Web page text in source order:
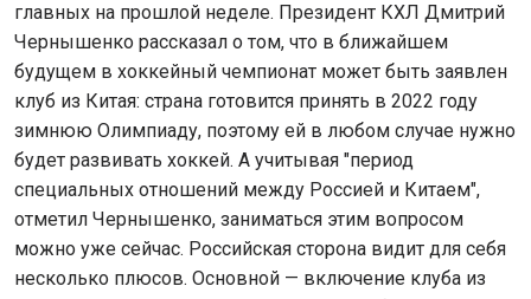
главных на прошлой неделе. Президент КХЛ Дмитрий
Чернышенко рассказал о том, что в ближайшем
будущем в хоккейный чемпионат может быть заявлен
клуб из Китая: страна готовится принять в 2022 году
зимнюю Олимпиаду, поэтому ей в любом случае нужно
будет развивать хоккей. А учитывая "период
специальных отношений между Россией и Китаем",
отметил Чернышенко, заниматься этим вопросом
можно уже сейчас. Российская сторона видит для себя
несколько плюсов. Основной — включение клуба из